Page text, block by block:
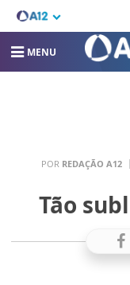
MENU
POR REDAÇÃO A12
Tão